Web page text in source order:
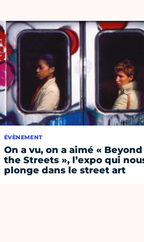
ÉVÈNEMENT
On a vu, on a aimé « Beyond
the Streets », l’expo qui
plonge dans le street art